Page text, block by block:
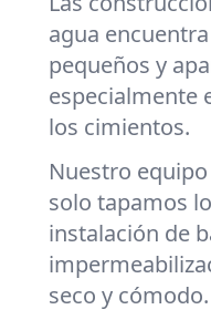
agua
pequeños y
especialmente
los cimientos.
Nuestro
solo tapamos
instalación de
seco y cómodo.